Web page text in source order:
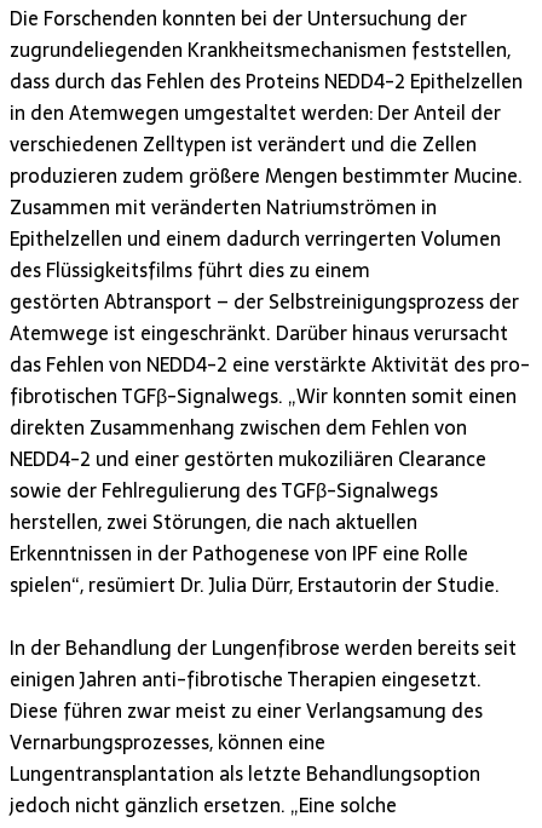
Die Forschenden konnten bei der Untersuchung der
zugrundeliegenden Krankheitsmechanismen feststellen,
dass durch das Fehlen des Proteins NEDD4-2 Epithelzellen
in den Atemwegen umgestaltet werden: Der Anteil der
verschiedenen Zelltypen ist verändert und die Zellen
produzieren zudem größere Mengen bestimmter Mucine.
Zusammen mit veränderten Natriumströmen in
Epithelzellen und einem dadurch verringerten Volumen
des Flüssigkeitsfilms führt dies zu einem
gestörten Abtransport – der Selbstreinigungsprozess der
Atemwege ist eingeschränkt. Darüber hinaus verursacht
das Fehlen von NEDD4-2 eine verstärkte Aktivität des pro-
fibrotischen TGFβ-Signalwegs. „Wir konnten somit einen
direkten Zusammenhang zwischen dem Fehlen von
NEDD4-2 und einer gestörten mukoziliären Clearance
sowie der Fehlregulierung des TGFβ-Signalwegs
herstellen, zwei Störungen, die nach aktuellen
Erkenntnissen in der Pathogenese von IPF eine Rolle
spielen“, resümiert Dr. Julia Dürr, Erstautorin der Studie.
In der Behandlung der Lungenfibrose werden bereits seit
einigen Jahren anti-fibrotische Therapien eingesetzt.
Diese führen zwar meist zu einer Verlangsamung des
Vernarbungsprozesses, können eine
Lungentransplantation als letzte Behandlungsoption
jedoch nicht gänzlich ersetzen. „Eine solche